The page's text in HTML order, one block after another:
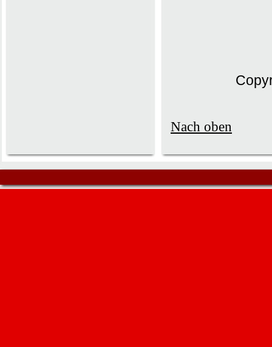
Nach oben